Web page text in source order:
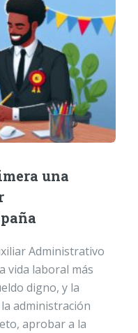
una
Administrativo
vida laboral más
digno, y la
administración
aprobar a la